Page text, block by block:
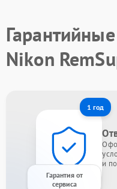
Nikon
1 год
Гарантия от
сервиса
и